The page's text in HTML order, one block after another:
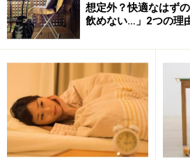
想定外？快適なはず
飲めない…」2つの理